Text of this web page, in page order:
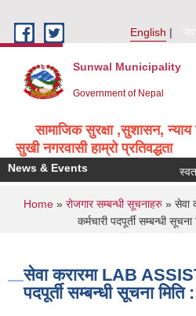
English
Sunwal Municipality
Government of Nepal
सामाजिक सुरक्षा ,सुशासन,
सुखी नगरवासी हाम्रो प्रतिवद्धता
News & Events स्वत:
You are here
Home » रोजगार सम्बन्धी सूचनाहरु » सेवा
कर्मचारी पदपूर्ती सम्बन्धी
सेवा करारमा LAB
पदपूर्ती सम्बन्धी सूचना